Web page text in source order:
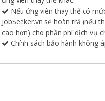
Nếu ứng viên thay thế có
JobSeeker.vn sẽ hoàn trả (nếu
cao hơn) cho phần phí dịch vụ
Chính sách bảo hành không